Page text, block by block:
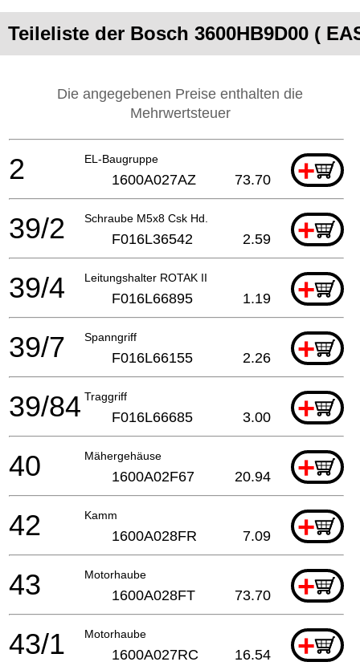
Teileliste der Bosch 3600HB9D00 (
Die angegebenen Preise enthalten die
Mehrwertsteuer
EL-Baugruppe +
2 1600A027AZ 73.70
Schraube M5x8 Csk Hd. +
39/2 F016L36542 2.59
Leitungshalter ROTAK II +
39/4 F016L66895 1.19
Spanngriff +
39/7 F016L66155 2.26
Traggriff +
39/84 F016L66685 3.00
Mähergehäuse +
40 1600A02F67 20.94
Kamm +
42 1600A028FR 7.09
Motorhaube +
43 1600A028FT 73.70
Motorhaube +
43/1 1600A027RC 16.54